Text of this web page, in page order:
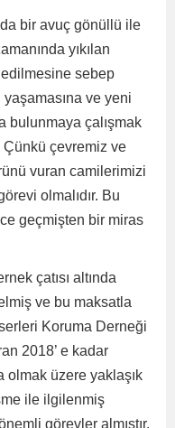
bir avuç gönüllü ile
yıkılan
sebep
ve yeni
bulunmaya çalışmak
Çünkü çevremiz ve
vuran camilerimizi
olmalıdır. Bu
geçmişten bir miras
çatısı altında
ve bu maksatla
Koruma Derneği
2018’ e kadar
olmak üzere yaklaşık
ile ilgilenmiş
görevler almıştır.